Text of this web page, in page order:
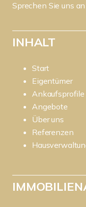
Sprechen Sie uns
INHALT
Start
Eigentümer
Ankaufsprofile
Angebote
Über uns
Referenzen